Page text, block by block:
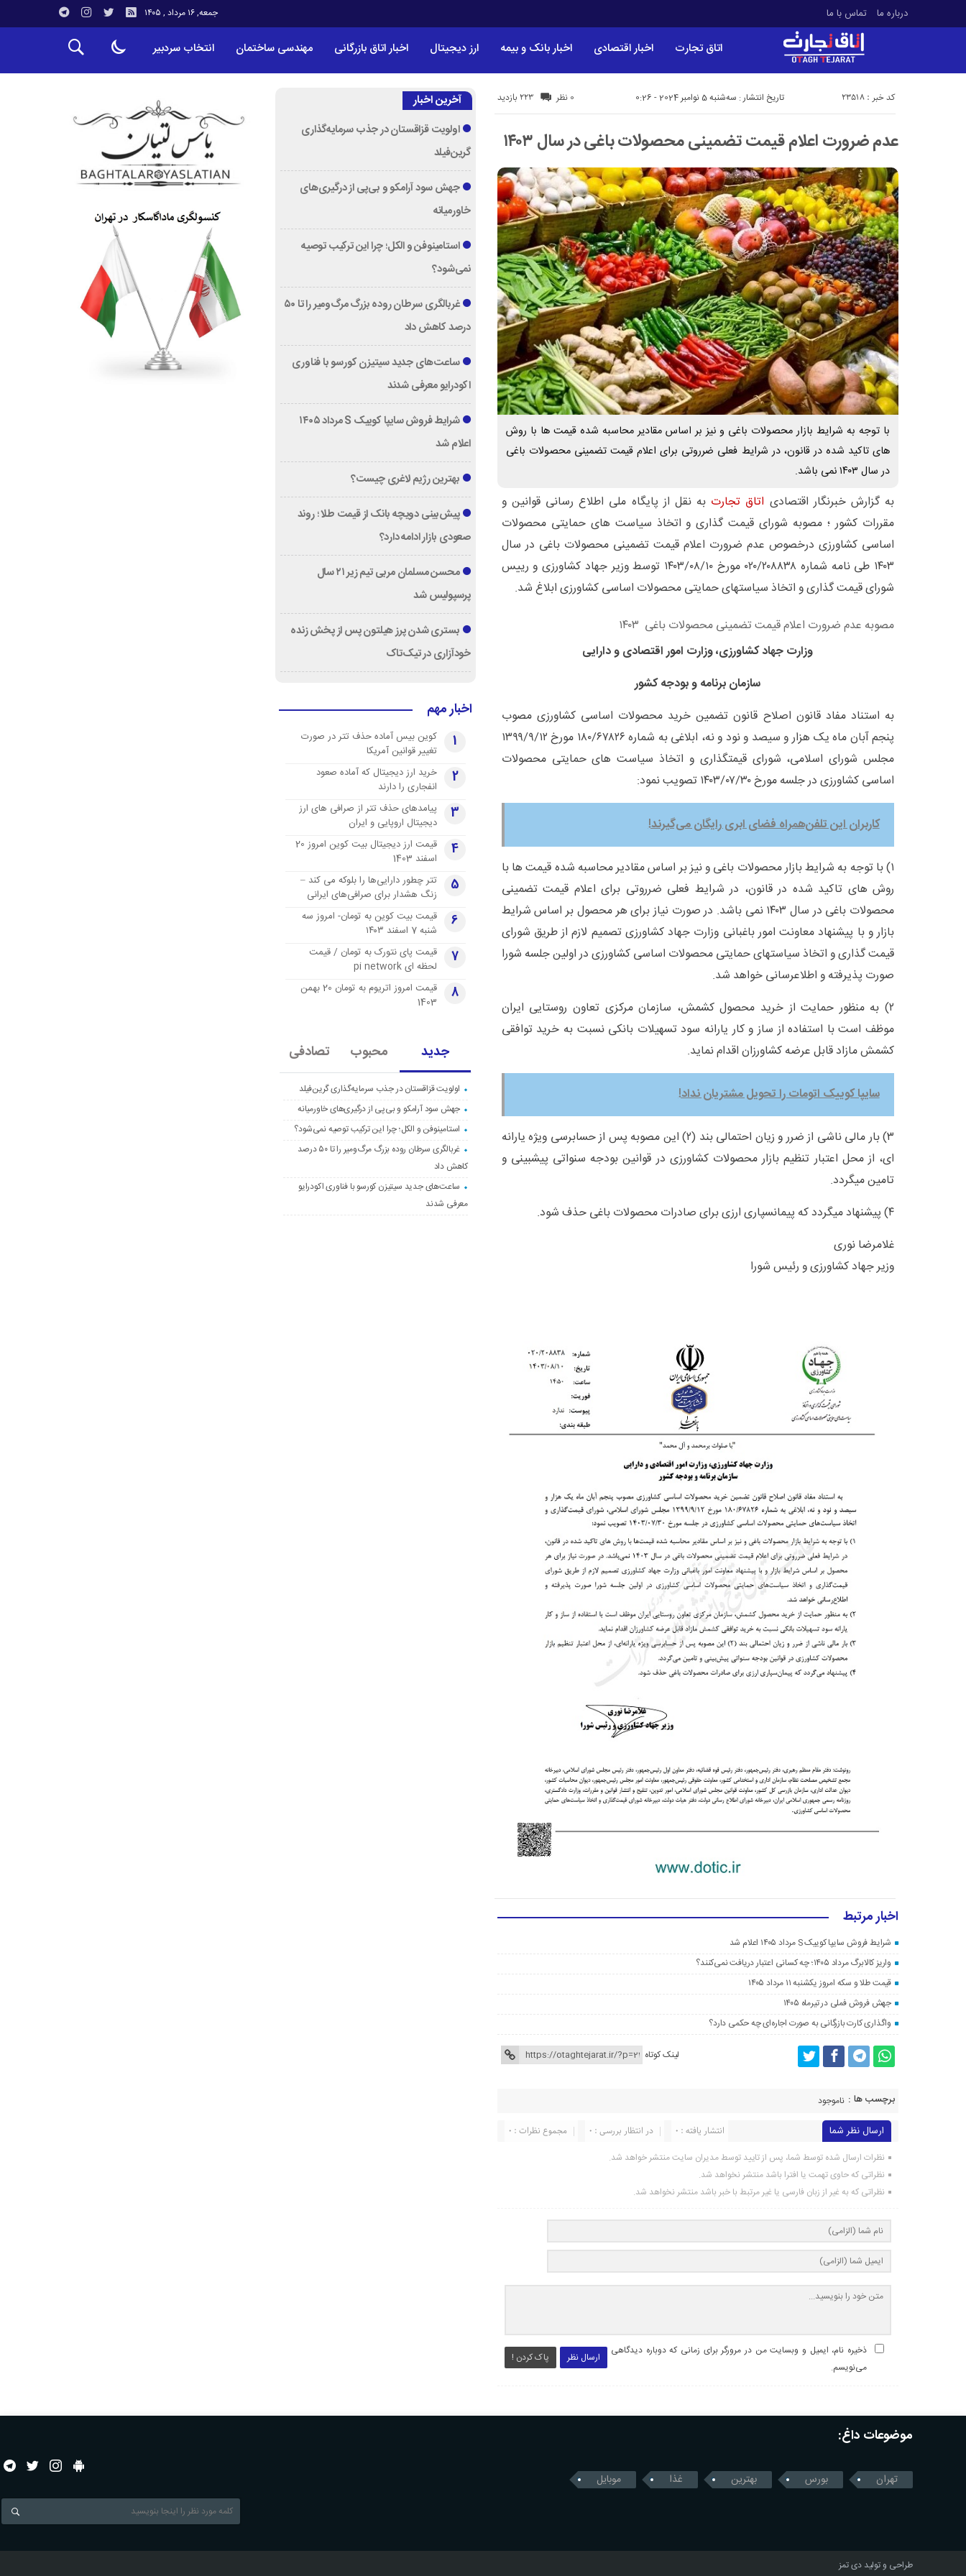
درباره ما تماس با ما جمعه, ۱۶ مرداد , ۱۴۰۵
اتاق تجارت اخبار اقتصادی اخبار بانک و بیمه ارز دیجیتال اخبار اتاق بازرگانی مهندسی ساختمان انتخاب سردبیر
تاریخ انتشار : سه‌شنبه 5 نوامبر 2024 - 0:26 223 بازدید کد خبر : 23518 0 نظر
عدم ضرورت اعلام قیمت تضمینی محصولات باغی در سال ۱۴۰۳
با توجه به شرایط بازار محصولات باغی و نیز بر اساس مقادیر محاسبه شده قیمت ها با روش
های تاکید شده در قانون، در شرایط فعلی ضرروتی برای اعلام قیمت تضمینی محصولات باغی
در سال ۱۴۰۳ نمی باشد.
به گزارش خبرنگار اقتصادی اتاق تجارت به نقل از پایگاه ملی اطلاع رسانی قوانین و
مقررات کشور ؛ مصوبه شورای قیمت ‌گذاری و اتخاذ سیاست ‌های حمایتی محصولات
اساسی کشاورزی درخصوص عدم ضرورت اعلام قیمت تضمینی محصولات باغی در سال
۱۴۰۳ طی نامه شماره ۰۲۰/۲۰۸۸۳۸ مورخ ۱۴۰۳/۰۸/۱۰ توسط وزیر جهاد کشاورزی و رییس
شورای قیمت گذاری و اتخاذ سیاستهای حمایتی محصولات اساسی کشاورزی ابلاغ شد.
مصوبه عدم ضرورت اعلام قیمت تضمینی محصولات باغی ۱۴۰۳
وزارت جهاد کشاورزی، وزارت امور اقتصادی و دارایی
سازمان برنامه و بودجه کشور
به استناد مفاد قانون اصلاح قانون تضمین خرید محصولات اساسی کشاورزی مصوب
پنجم آبان ماه یک هزار و سیصد و نود و نه، ابلاغی به شماره ۱۸۰/۶۷۸۲۶ مورخ ۱۳۹۹/۹/۱۲
مجلس شورای اسلامی، شورای قیمتگذاری و اتخاذ سیاست های حمایتی محصولات
اساسی کشاورزی در جلسه مورخ ۱۴۰۳/۰۷/۳۰ تصویب نمود:
کاربران این تلفن‌همراه فضای ابری رایگان می‌گیرند!
۱) با توجه به شرایط بازار محصولات باغی و نیز بر اساس مقادیر محاسبه شده قیمت ها با
روش های تاکید شده در قانون، در شرایط فعلی ضرروتی برای اعلام قیمت تضمینی
محصولات باغی در سال ۱۴۰۳ نمی باشد. در صورت نیاز برای هر محصول بر اساس شرایط
بازار و با پیشنهاد معاونت امور باغبانی وزارت جهاد کشاورزی تصمیم لازم از طریق شورای
قیمت گذاری و اتخاذ سیاستهای حمایتی محصولات اساسی کشاورزی در اولین جلسه شورا
صورت پذیرفته و اطلاعرسانی خواهد شد.
۲) به منظور حمایت از خرید محصول کشمش، سازمان مرکزی تعاون روستایی ایران
موظف است با استفاده از ساز و کار یارانه سود تسهیلات بانکی نسبت به خرید توافقی
کشمش مازاد قابل عرضه کشاورزان اقدام نماید.
سایپا کوییک اتومات را تحویل مشتریان نداد!
۳) بار مالی ناشی از ضرر و زیان احتمالی بند (۲) این مصوبه پس از حسابرسی ویژه یارانه
ای، از محل اعتبار تنظیم بازار محصولات کشاورزی در قوانین بودجه سنواتی پیشبینی و
تامین میگردد.
۴) پیشنهاد میگردد که پیمانسپاری ارزی برای صادرات محصولات باغی حذف شود.
غلامرضا نوری
وزیر جهاد کشاورزی و رئیس شورا
اخبار مرتبط
شرایط فروش سایپا کوییک S مرداد ۱۴۰۵ اعلام شد
واریز کالابرگ مرداد ۱۴۰۵؛ چه کسانی اعتبار دریافت نمی‌کنند؟
قیمت طلا و سکه امروز یکشنبه ۱۱ مرداد ۱۴۰۵
جهش فروش فملی در تیرماه ۱۴۰۵
واگذاری کارت بازرگانی به صورت اجاره‌ای چه حکمی دارد؟
لینک کوتاه
برچسب ها : ناموجود
ارسال نظر شما مجموع نظرات : 0 در انتظار بررسی : 0 انتشار یافته : 0
نظرات ارسال شده توسط شما، پس از تایید توسط مدیران سایت منتشر خواهد شد.
نظراتی که حاوی تهمت یا افترا باشد منتشر نخواهد شد.
نظراتی که به غیر از زبان فارسی یا غیر مرتبط با خبر باشد منتشر نخواهد شد.
ارسال نظر پاک کردن !
ذخیره نام، ایمیل و وبسایت من در مرورگر برای زمانی که دوباره دیدگاهی
می‌نویسم.
آخرین اخبار
اولویت قزاقستان در جذب سرمایه‌گذاری
گرین‌فیلد
جهش سود آرامکو و بی‌پی از درگیری‌های
خاورمیانه
استامینوفن و الکل؛ چرا این ترکیب توصیه
نمی‌شود؟
غربالگری سرطان روده بزرگ مرگ‌ومیر را تا ۵۰
درصد کاهش داد
ساعت‌های جدید سیتیزن کورسو با فناوری
اکودرایو معرفی شدند
شرایط فروش سایپا کوییک S مرداد ۱۴۰۵
اعلام شد
بهترین رژیم لاغری چیست؟
پیش‌بینی دویچه‌ بانک از قیمت طلا ؛ روند
صعودی بازار ادامه دارد؟
محسن مسلمان مربی تیم زیر ۲۱ سال
پرسپولیس شد
بستری شدن پرز هیلتون پس از پخش زنده
خودآزاری در تیک‌تاک
اخبار مهم
1
کوین بیس آماده حذف تتر در صورت
تغییر قوانین آمریکا
2
خرید ارز دیجیتال که آماده صعود
انفجاری را دارند
3
پیامدهای حذف تتر از صرافی های ارز
دیجیتال اروپایی و ایران
4
قیمت ارز دیجیتال بیت کوین امروز 20
اسفند 1403
5
تتر چطور دارایی‌ها را بلوکه می کند –
زنگ هشدار برای صرافی‌های ایرانی
6
قیمت بیت کوین به تومان- امروز سه
شنبه 7 اسفند ۱۴۰۳
7
قیمت پای نتورک به تومان / قیمت
لحظه ای pi network
8
قیمت امروز اتریوم به تومان 20 بهمن
1403
جدید محبوب تصادفی
اولویت قزاقستان در جذب سرمایه‌گذاری گرین‌فیلد
جهش سود آرامکو و بی‌پی از درگیری‌های خاورمیانه
استامینوفن و الکل؛ چرا این ترکیب توصیه نمی‌شود؟
غربالگری سرطان روده بزرگ مرگ‌ومیر را تا ۵۰ درصد
کاهش داد
ساعت‌های جدید سیتیزن کورسو با فناوری اکودرایو
معرفی شدند
موضوعات داغ:
تهران بورس بهترین غذا موبایل
طراحی و تولیددی تمز